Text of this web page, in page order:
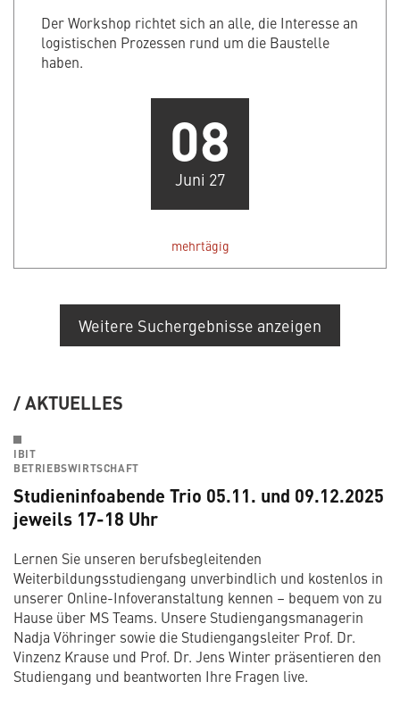
Der Workshop richtet sich an alle, die Interesse an
logistischen Prozessen rund um die Baustelle
haben.
08
Juni 27
mehrtägig
Weitere Suchergebnisse anzeigen
AKTUELLES
IBIT
BETRIEBSWIRTSCHAFT
Studieninfoabende Trio 05.11. und 09.12.2025
jeweils 17-18 Uhr
Lernen Sie unseren berufsbegleitenden
Weiterbildungsstudiengang unverbindlich und kostenlos in
unserer Online-Infoveranstaltung kennen – bequem von zu
Hause über MS Teams. Unsere Studiengangsmanagerin
Nadja Vöhringer sowie die Studiengangsleiter Prof. Dr.
Vinzenz Krause und Prof. Dr. Jens Winter präsentieren den
Studiengang und beantworten Ihre Fragen live.